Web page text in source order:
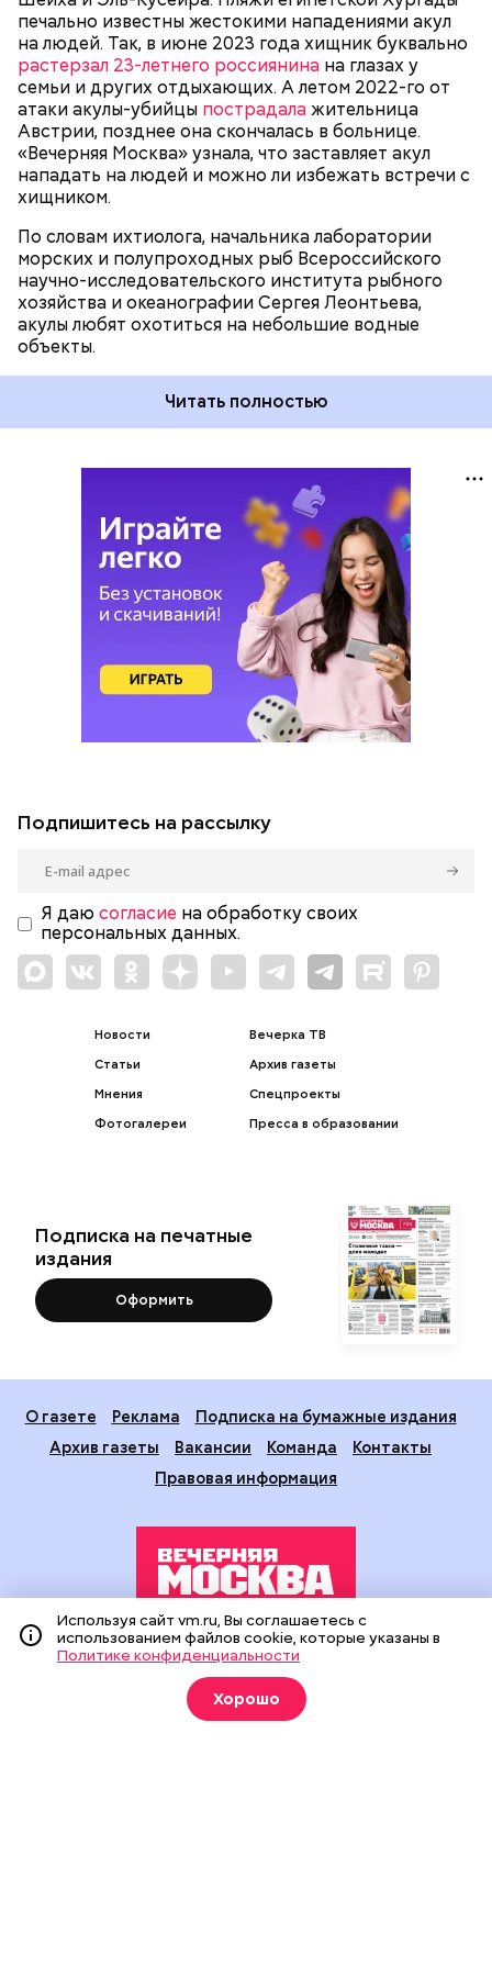
печально известны жестокими нападениями акул
на людей. Так, в июне 2023 года хищник буквально
растерзал 23-летнего россиянина на глазах у
семьи и других отдыхающих. А летом 2022-го от
атаки акулы-убийцы пострадалажительница
Австрии, позднее она скончалась в больнице.
«Вечерняя Москва» узнала, что заставляет акул
нападать на людей и можно ли избежать встречи с
хищником.
По словам ихтиолога, начальника лаборатории
морских и полупроходных рыб Всероссийского
научно-исследовательского института рыбного
хозяйства и океанографии Сергея Леонтьева,
акулы любят охотиться на небольшие водные
объекты.
Читать полностью
Подпишитесь на рассылку
Я даю согласие на обработку своих
персональных данных.
Новости
Статьи
Мнения
Фотогалереи
Вечерка ТВ
Архив газеты
Спецпроекты
Пресса в образовании
Подписка на печатные
издания
Оформить
О газете Реклама
Подписка на бумажные издания
Архив газеты
Вакансии Команда
Контакты
Правовая информация
Издание создано при финансовой поддержке Департамента
средств массовой информации и рекламы города Москвы.
На сайте применяются рекомендательные технологии
(информационные технологии предоставления информации
на основе сбора, систематизации и анализа сведений,
Используя сайт vm.ru, Вы соглашаетесь с
использованием файлов cookie, которые указаны в
Политике конфиденциальности
Хорошо